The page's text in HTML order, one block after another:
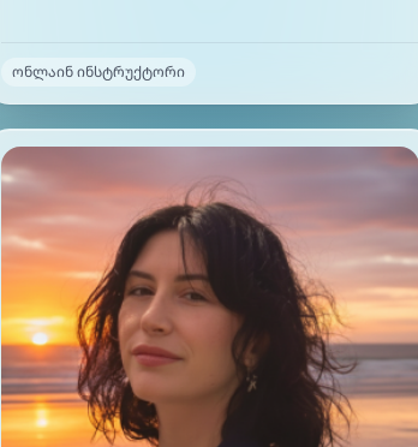
ონლაინ ინსტრუქტორი